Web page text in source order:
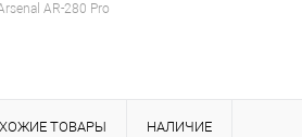
AR-280 Pro
ТОВАРЫ НАЛИЧИЕ